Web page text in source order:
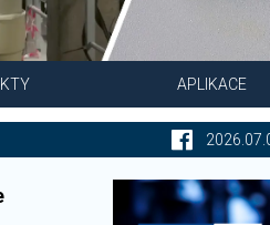
APLIKACE